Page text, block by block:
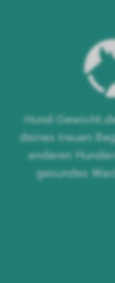
Hund-
deines treuen
anderen
gesundes